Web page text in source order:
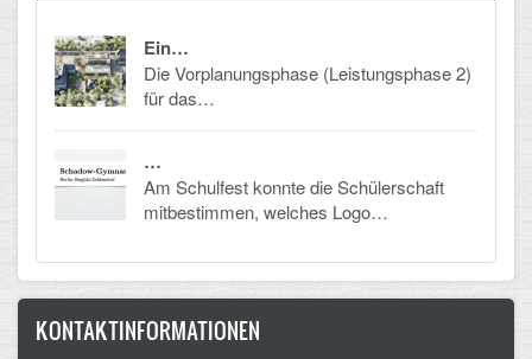
Klima-Projekt
Elternchor
FÄCHER
Ein…
Die Vorplanungsphase (Leistungsphase 2)
für das…
…
Am Schulfest konnte die Schülerschaft
mitbestimmen, welches Logo…
KONTAKTINFORMATIONEN